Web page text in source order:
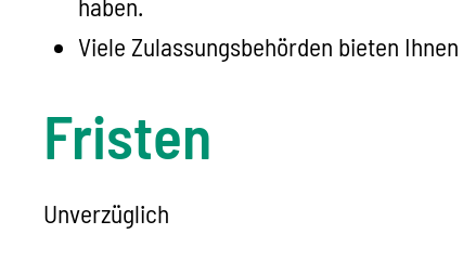
haben.
Viele Zulassungsbehörden bieten
Fristen
Unverzüglich